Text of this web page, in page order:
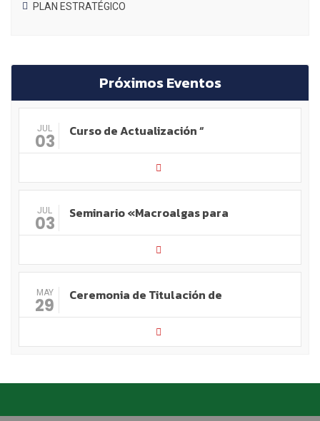
PLAN ESTRATÉGICO
Próximos Eventos
JUL
03 Curso de Actualización “
JUL
03 Seminario «Macroalgas para
MAY
29 Ceremonia de Titulación de